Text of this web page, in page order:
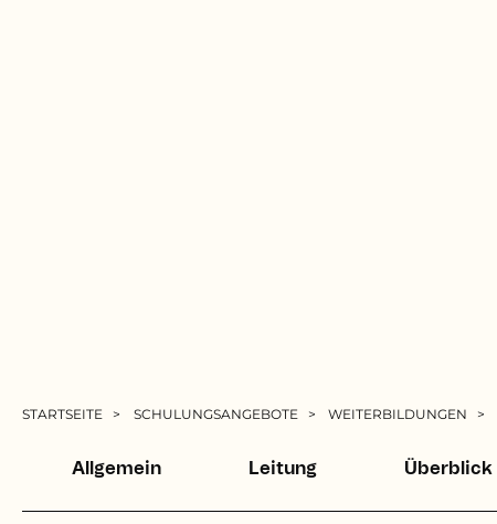
STARTSEITE SCHULUNGSANGEBOTE WEITERBILDUNGEN
Allgemein Leitung Überblick